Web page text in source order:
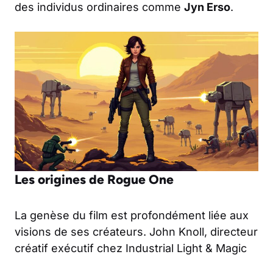
des individus ordinaires comme Jyn Erso.
Les origines de Rogue One
La genèse du film est profondément liée aux
visions de ses créateurs. John Knoll, directeur
créatif exécutif chez Industrial Light & Magic